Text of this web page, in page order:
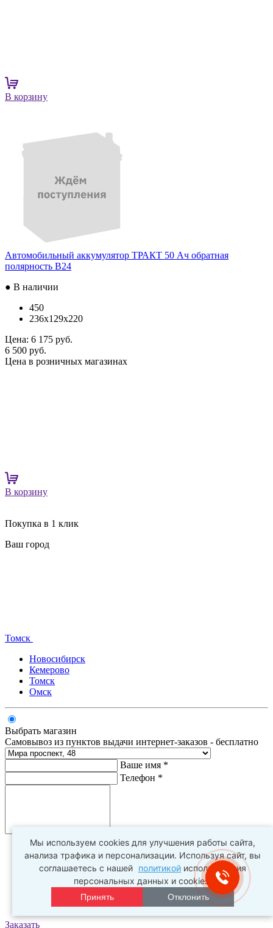
В корзину
Автомобильный аккумулятор ТРАКТ 50 Ач обратная
полярность B24
● В наличии
450
236x129x220
Цена: 6 175 руб.
6 500 руб.
Цена в розничных магазинах
В корзину
Покупка в 1 клик
Ваш город
Томск
Новосибирск
Кемерово
Томск
Омск
Выбрать магазин
Самовывоз из пунктов выдачи интернет-заказов - бесплатно
Ваше имя *
Телефон *
Заказать
Мы используем cookies для улучшения работы сайта,
анализа трафика и персонализации. Используя сайт, вы
соглашаетесь с нашей политикой использования
персональных данных и cookies.
Принять Отклонить